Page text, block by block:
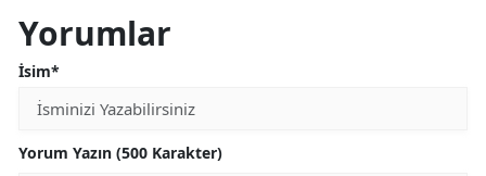
Yorumlar
İsim*
Yorum Yazın (500 Karakter)